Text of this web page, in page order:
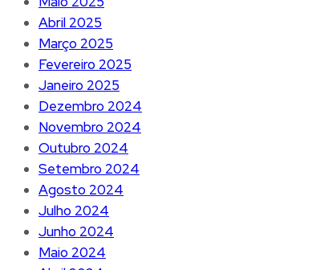
Abril 2025
Março 2025
Fevereiro 2025
Janeiro 2025
Dezembro 2024
Novembro 2024
Outubro 2024
Setembro 2024
Agosto 2024
Julho 2024
Junho 2024
Maio 2024